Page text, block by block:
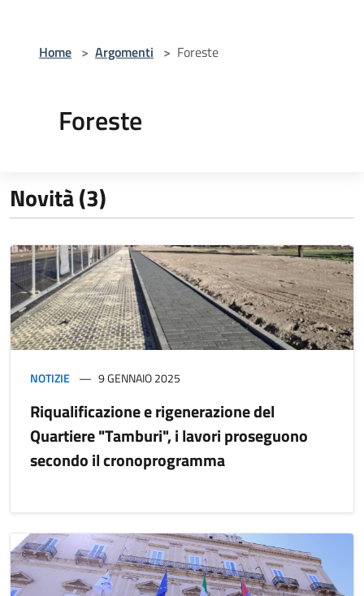
Home > Argomenti > Foreste
Foreste
Novità (3)
NOTIZIE 9 GENNAIO 2025
Riqualificazione e rigenerazione del
Quartiere "Tamburi", i lavori proseguono
secondo il cronoprogramma